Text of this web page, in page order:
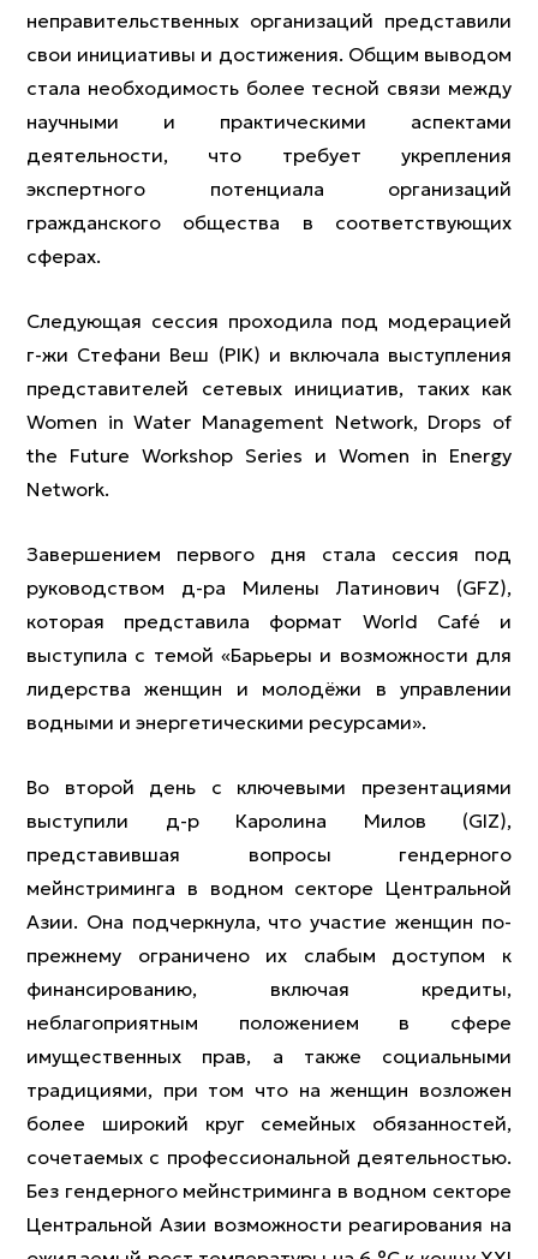
неправительственных организаций представили
свои инициативы и достижения. Общим выводом
стала необходимость более тесной связи между
научными и практическими аспектами
деятельности, что требует укрепления
экспертного потенциала организаций
гражданского общества в соответствующих
сферах.
Следующая сессия проходила под модерацией
г-жи Стефани Веш (PIK) и включала выступления
представителей сетевых инициатив, таких как
Women in Water Management Network, Drops of
the Future Workshop Series и Women in Energy
Network.
Завершением первого дня стала сессия под
руководством д-ра Милены Латинович (GFZ),
которая представила формат World Café и
выступила с темой «Барьеры и возможности для
лидерства женщин и молодёжи в управлении
водными и энергетическими ресурсами».
Во второй день с ключевыми презентациями
выступили д-р Каролина Милов (GIZ),
представившая вопросы гендерного
мейнстриминга в водном секторе Центральной
Азии. Она подчеркнула, что участие женщин по-
прежнему ограничено их слабым доступом к
финансированию, включая кредиты,
неблагоприятным положением в сфере
имущественных прав, а также социальными
традициями, при том что на женщин возложен
более широкий круг семейных обязанностей,
сочетаемых с профессиональной деятельностью.
Без гендерного мейнстриминга в водном секторе
Центральной Азии возможности реагирования на